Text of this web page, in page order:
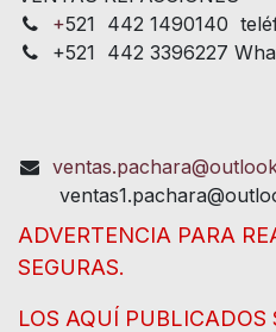
+521 442 1490140
+521 442 3396227
ADVERTENCIA PARA
SEGURAS.
LOS AQUÍ PUBLICADOS